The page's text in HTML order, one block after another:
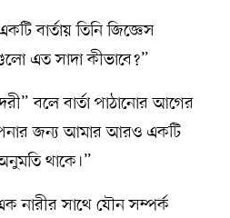
বার্তায় তিনি জিজ্ঞেস
এত সাদা কীভাবে?”
বলে বার্তা পাঠানোর আগের
জন্য আমার আরও একটি
থাকে।”
নারীর সাথে যৌন সম্পর্ক